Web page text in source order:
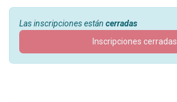
Las inscripciones están cerradas
Inscripciones cerradas